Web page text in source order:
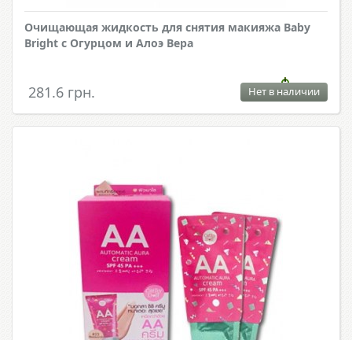
Очищающая жидкость для снятия макияжа Baby
Bright с Огурцом и Алоэ Вера
281.6 грн. Нет в наличии